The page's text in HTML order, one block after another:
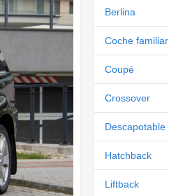
Berlina
Coche familiar
Coupé
Crossover
Descapotable
Hatchback
Liftback